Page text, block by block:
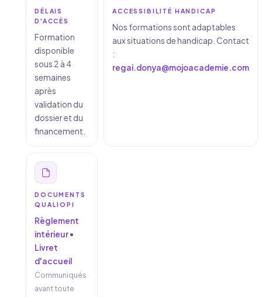
DÉLAIS
D'ACCÈS
Formation
disponible
sous 2 à 4
semaines
après
validation du
dossier et du
financement.
ACCESSIBILITÉ HANDICAP
Nos formations sont adaptables
aux situations de handicap. Contact
:
regai.donya@mojoacademie.com
DOCUMENTS
QUALIOPI
Règlement
intérieur•
Livret
d'accueil
Communiqués
avant toute